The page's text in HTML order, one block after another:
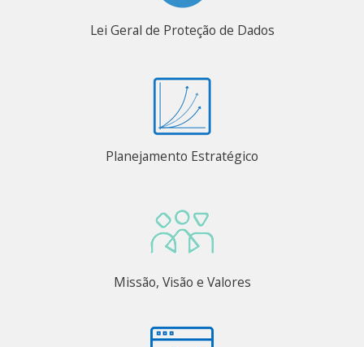
Lei Geral de Proteção de Dados
Planejamento Estratégico
Missão, Visão e Valores